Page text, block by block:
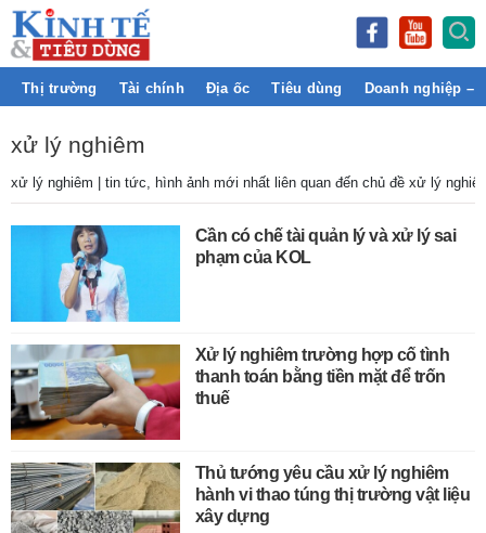
Thị trường Tài chính Địa ốc Tiêu dùng Doanh nghiệp –
xử lý nghiêm
xử lý nghiêm | tin tức, hình ảnh mới nhất liên quan đến chủ đề xử lý
Cần có chế tài quản lý và xử lý sai
phạm của KOL
Xử lý nghiêm trường hợp cố tình
thanh toán bằng tiền mặt để trốn
thuế
Thủ tướng yêu cầu xử lý nghiêm
hành vi thao túng thị trường vật liệu
xây dựng